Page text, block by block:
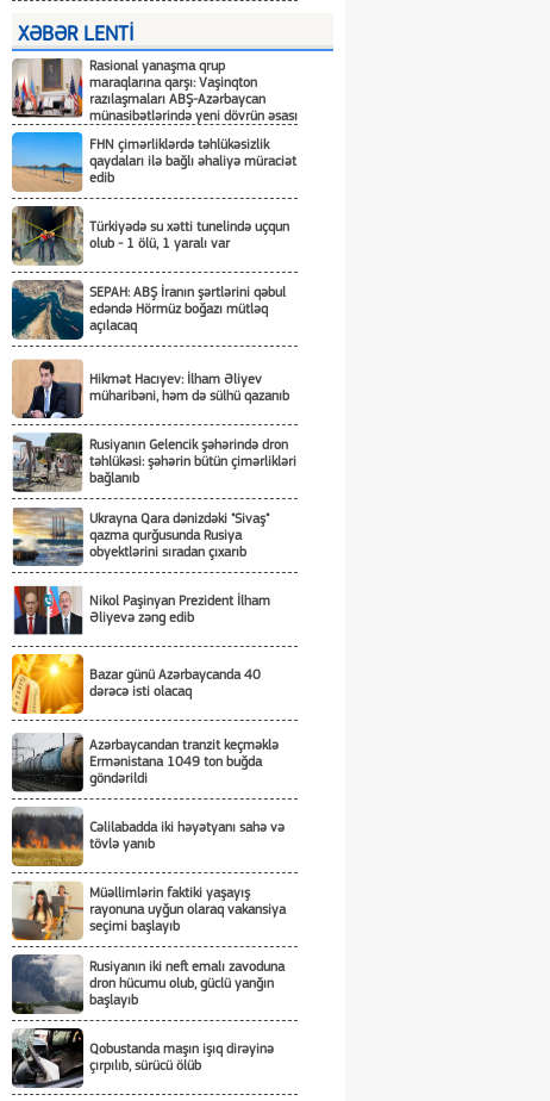
XƏBƏR LENTİ
Rasional yanaşma qrup
maraqlarına qarşı: Vaşinqton
razılaşmaları ABŞ-Azərbaycan
münasibətlərində yeni dövrün əsası
FHN çimərliklərdə təhlükəsizlik
qaydaları ilə bağlı əhaliyə müraciət
edib
Türkiyədə su xətti tunelində uçqun
olub - 1 ölü, 1 yaralı var
SEPAH: ABŞ İranın şərtlərini qəbul
edəndə Hörmüz boğazı mütləq
açılacaq
Hikmət Hacıyev: İlham Əliyev
müharibəni, həm də sülhü qazanıb
Rusiyanın Gelencik şəhərində dron
təhlükəsi: şəhərin bütün çimərlikləri
bağlanıb
Ukrayna Qara dənizdəki "Sivaş"
qazma qurğusunda Rusiya
obyektlərini sıradan çıxarıb
Nikol Paşinyan Prezident İlham
Əliyevə zəng edib
Bazar günü Azərbaycanda 40
dərəcə isti olacaq
Azərbaycandan tranzit keçməklə
Ermənistana 1049 ton buğda
göndərildi
Cəlilabadda iki həyətyanı sahə və
tövlə yanıb
Müəllimlərin faktiki yaşayış
rayonuna uyğun olaraq vakansiya
seçimi başlayıb
Rusiyanın iki neft emalı zavoduna
dron hücumu olub, güclü yanğın
başlayıb
Qobustanda maşın işıq dirəyinə
çırpılıb, sürücü ölüb